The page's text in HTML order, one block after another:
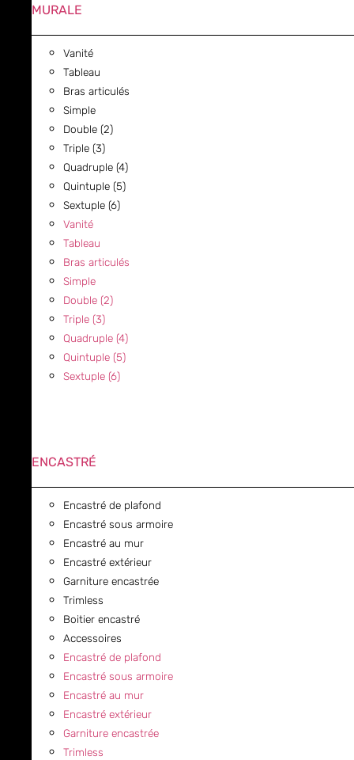
MURALE
Vanité
Tableau
Bras articulés
Simple
Double (2)
Triple (3)
Quadruple (4)
Quintuple (5)
Sextuple (6)
Vanité
Tableau
Bras articulés
Simple
Double (2)
Triple (3)
Quadruple (4)
Quintuple (5)
Sextuple (6)
ENCASTRÉ
Encastré de plafond
Encastré sous armoire
Encastré au mur
Encastré extérieur
Garniture encastrée
Trimless
Boitier encastré
Accessoires
Encastré de plafond
Encastré sous armoire
Encastré au mur
Encastré extérieur
Garniture encastrée
Trimless